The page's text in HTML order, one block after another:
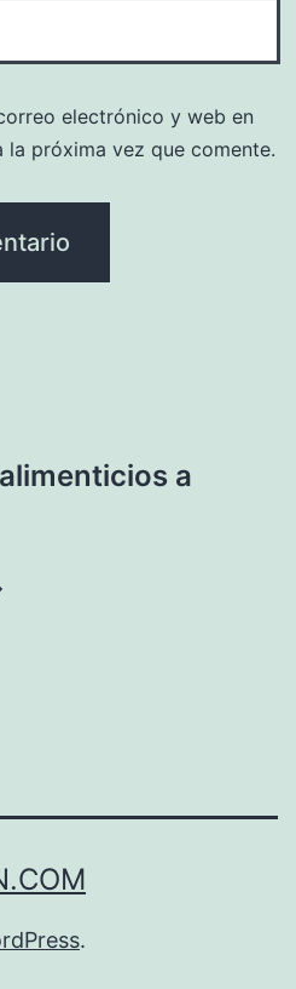
electrónico y web en
la próxima vez que comente.
a
.